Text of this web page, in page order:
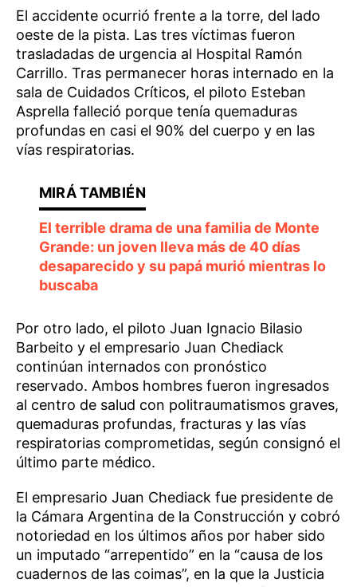
El accidente ocurrió frente a la torre, del lado
oeste de la pista. Las tres víctimas fueron
trasladadas de urgencia al Hospital Ramón
Carrillo. Tras permanecer horas internado en la
sala de Cuidados Críticos, el piloto Esteban
Asprella falleció porque tenía quemaduras
profundas en casi el 90% del cuerpo y en las
vías respiratorias.
El terrible drama de una familia de Monte
Grande: un joven lleva más de 40 días
desaparecido y su papá murió mientras lo
buscaba
Por otro lado, el piloto Juan Ignacio Bilasio
Barbeito y el empresario Juan Chediack
continúan internados con pronóstico
reservado. Ambos hombres fueron ingresados
al centro de salud con politraumatismos graves,
quemaduras profundas, fracturas y las vías
respiratorias comprometidas, según consignó el
último parte médico.
El empresario Juan Chediack fue presidente de
la Cámara Argentina de la Construcción y cobró
notoriedad en los últimos años por haber sido
un imputado “arrepentido” en la “causa de los
cuadernos de las coimas”, en la que la Justicia